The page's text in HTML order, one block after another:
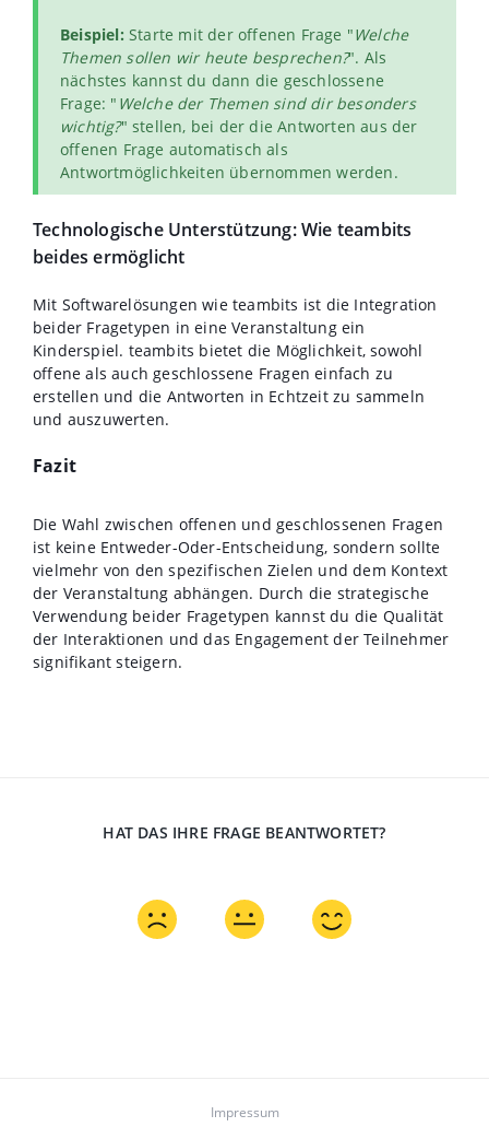
Beispiel: Starte mit der offenen Frage "Welche
Themen sollen wir heute besprechen?". Als
nächstes kannst du dann die geschlossene
Frage: " Welche der Themen sind dir besonders
wichtig?" stellen, bei der die Antworten aus der
offenen Frage automatisch als
Antwortmöglichkeiten übernommen werden.
Technologische Unterstützung: Wie teambits
beides ermöglicht
Mit Softwarelösungen wie teambits ist die Integration
beider Fragetypen in eine Veranstaltung ein
Kinderspiel. teambits bietet die Möglichkeit, sowohl
offene als auch geschlossene Fragen einfach zu
erstellen und die Antworten in Echtzeit zu sammeln
und auszuwerten.
Fazit
Die Wahl zwischen offenen und geschlossenen Fragen
ist keine Entweder-Oder-Entscheidung, sondern sollte
vielmehr von den spezifischen Zielen und dem Kontext
der Veranstaltung abhängen. Durch die strategische
Verwendung beider Fragetypen kannst du die Qualität
der Interaktionen und das Engagement der Teilnehmer
signifikant steigern.
HAT DAS IHRE FRAGE BEANTWORTET?
Impressum